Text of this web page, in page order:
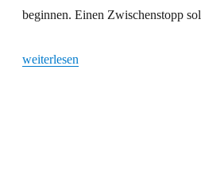
beginnen. Einen Zwischenstopp
„Am 6. April auf die Straße gegen
weiterlesen